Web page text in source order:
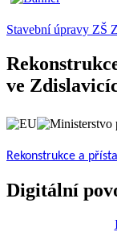
Stavební úpravy ZŠ
ve
Rekonstrukce a
Digitální